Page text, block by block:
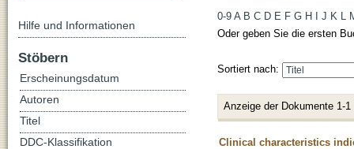
0-9 A B C D E F G H J K L
Oder geben Sie die ersten
Sortiert nach:
Anzeige der Dokumente 1-1
Clinical characteristics
Hilfe und Informationen
Stöbern
Erscheinungsdatum
Autoren
Titel
DDC-Klassifikation